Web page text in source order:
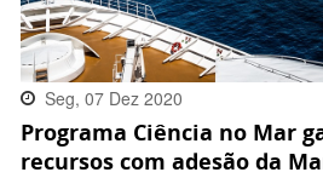
Seg, 07 Dez 2020
12:31:00 -0300
Programa Ciência no Mar
recursos com adesão da